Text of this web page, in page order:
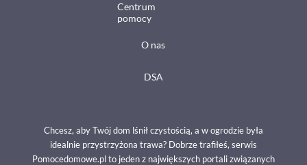
Centrum
pomocy
O nas
DSA
Chcesz, aby Twój dom lśnił czystością, a w ogrodzie była
idealnie przystrzyżona trawa? Dobrze trafiłeś, serwis
Pomocedomowe.pl to jeden z największych portali związanych